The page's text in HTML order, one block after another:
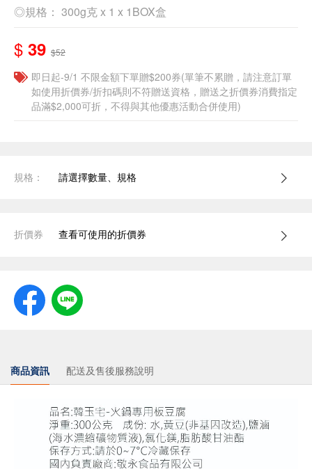
◎規格： 300g克 x 1 x 1BOX盒
$ 39 $52
即日起-9/1 不限金額下單贈$200券(單筆不累贈，請注意訂單
如使用折價券/折扣碼則不符贈送資格，贈送之折價券消費指定
品滿$2,000可折，不得與其他優惠活動合併使用)
規格： 請選擇數量、規格
折價券 查看可使用的折價券
商品資訊 配送及售後服務說明